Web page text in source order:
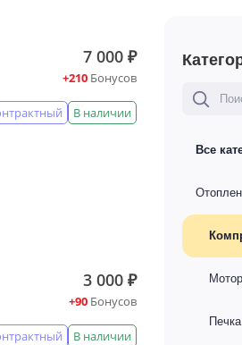
7 000 ₽
+210Бонусов
В наличии
3 000 ₽
+90Бонусов
В наличии
Все